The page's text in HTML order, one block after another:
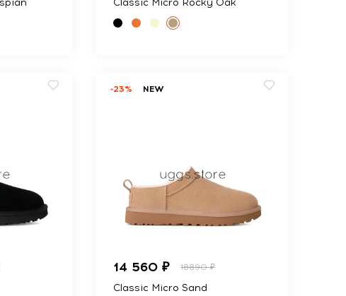
-23% NEW
14 560 ₽ 18890 ₽
Classic Micro Sand